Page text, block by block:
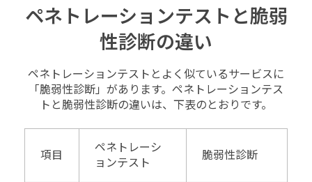
ペネトレーションテストと脆弱
性診断の違い
ペネトレーションテストとよく似ているサービスに
「脆弱性診断」があります。ペネトレーションテス
トと脆弱性診断の違いは、下表のとおりです。
項目
ペネトレーシ
ョンテスト
脆弱性診断